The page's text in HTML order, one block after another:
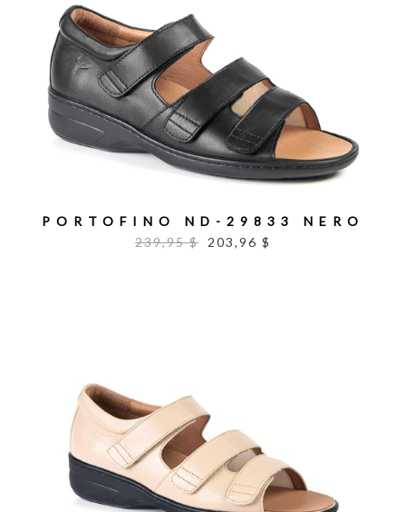
PORTOFINO ND-29833 NERO
239,95 $
203,96 $